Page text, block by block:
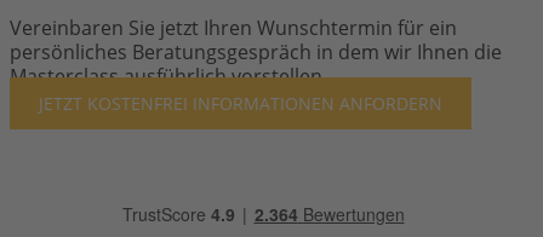
Vereinbaren Sie jetzt Ihren Wunschtermin für ein
persönliches Beratungsgespräch in dem wir Ihnen die
Masterclass ausführlich vorstellen.
JETZT KOSTENFREI INFORMATIONEN ANFORDERN